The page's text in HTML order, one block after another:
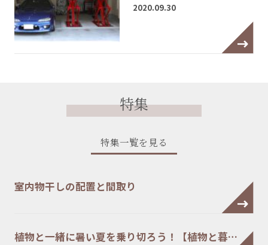
2020.09.30
特集
特集一覧を見る
室内物干しの配置と間取り
植物と一緒に暑い夏を乗り切ろう！【植物と暮…